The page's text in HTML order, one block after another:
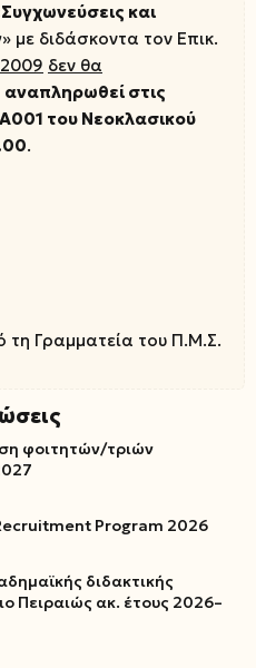
Συγχωνεύσεις και
» με διδάσκοντα τον Επικ.
δεν θα
αναπληρωθεί στις
του Νεοκλασικού
.
τη Γραμματεία του Π.Μ.Σ.
φοιτητών/τριών
Program 2026
διδακτικής
Πειραιώς ακ. έτους 2026–